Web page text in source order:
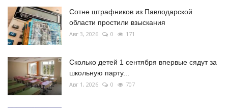
Сотне штрафников из Павлодарской
области простили взыскания
Авг 3, 2026 0 171
Сколько детей 1 сентября впервые сядут за
школьную парту...
Авг 1, 2026 0 707